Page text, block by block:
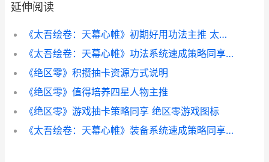
延伸阅读
《太吾绘卷：天幕心帷》初期好用功法主推 太吾绘卷天幕
《太吾绘卷：天幕心帷》功法系统速成策略同享 太吾绘卷天师大氅怎么获得
《绝区零》积攒抽卡资源方式说明
《绝区零》值得培养四星人物主推
《绝区零》游戏抽卡策略同享 绝区零游戏图标
《太吾绘卷：天幕心帷》装备系统速成策略同享 太吾绘卷天蓝青怎么进化